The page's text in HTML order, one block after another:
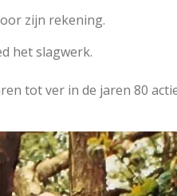
zijn rekening.
het slagwerk.
tot ver in de jaren 80